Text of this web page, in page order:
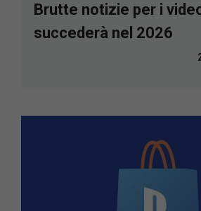
Brutte notizie per i
succederà nel 2026